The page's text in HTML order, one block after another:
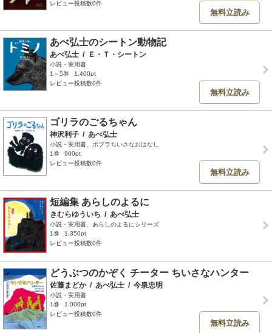
レビュー投稿数0件
無料立読み
あべ弘士のシートン動物記
あべ弘士 / Ｅ・Ｔ・シートン
小説・実用書
1～5巻
1,400pt
レビュー投稿数0件
無料立読み
ゴリラのごるちゃん
神沢利子 / あべ弘士
小説・実用書、ポプラちいさなおはなし
1巻
900pt
レビュー投稿数0件
無料立読み
短編集 あらしのよるに
きむらゆういち / あべ弘士
小説・実用書、あらしのよるにシリーズ
1巻
1,350pt
レビュー投稿数0件
どうぶつのかぞく チーター ちいさなハンター
佐藤まどか / あべ弘士 / 今泉忠明
小説・実用書
1巻
1,000pt
レビュー投稿数0件
無料立読み